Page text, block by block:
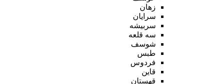
زهان
سرایان
سربیشه
سه قلعه
شوسف
طبس
فردوس
قاین
قهستان